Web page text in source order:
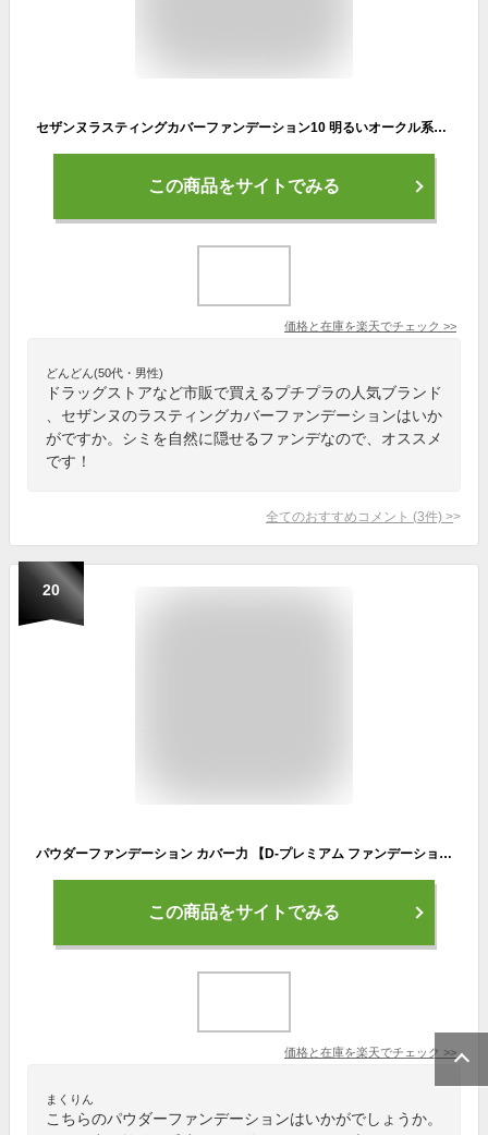
セザンヌラスティングカバーファンデーション10 明るいオークル系／セザンヌ（CEZANNE）
この商品をサイトでみる
価格と在庫を楽天でチェック >>
どんどん(50代・男性)
ドラッグストアなど市販で買えるプチプラの人気ブランド
、セザンヌのラスティングカバーファンデーションはいか
がですか。シミを自然に隠せるファンデなので、オススメ
です！
全てのおすすめコメント (3件) >
20
パウダーファンデーション カバー力 【D-プレミアム ファンデーション】 パウダー 崩れない ファンデ 60代 50代 40代 30代 テカらない 毛穴 保湿 よれない セラミド ツヤ D-RAY
この商品をサイトでみる
価格と在庫を楽天でチェック >>
まくりん
こちらのパウダーファンデーションはいかがでしょうか。